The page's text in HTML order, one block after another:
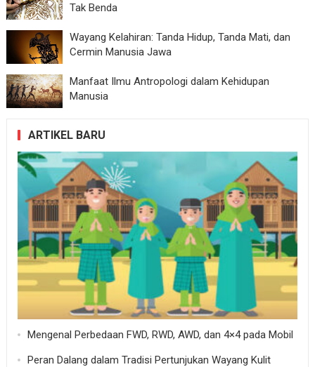
Tak Benda
Wayang Kelahiran: Tanda Hidup, Tanda Mati, dan
Cermin Manusia Jawa
Manfaat Ilmu Antropologi dalam Kehidupan
Manusia
ARTIKEL BARU
Mengenal Perbedaan FWD, RWD, AWD, dan 4×4 pada Mobil
Peran Dalang dalam Tradisi Pertunjukan Wayang Kulit